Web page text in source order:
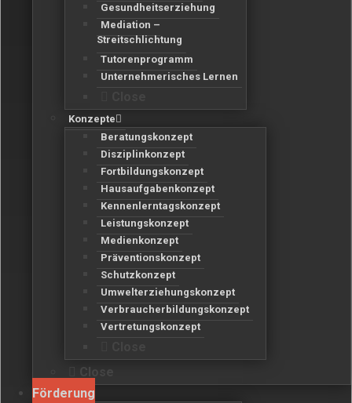
Gesundheitserziehung
Mediation –
Streitschlichtung
Tutorenprogramm
Unternehmerisches Lernen
Konzepte
Beratungskonzept
Disziplinkonzept
Fortbildungskonzept
Hausaufgabenkonzept
Kennenlerntagskonzept
Leistungskonzept
Medienkonzept
Präventionskonzept
Schutzkonzept
Umwelterziehungskonzept
Verbraucherbildungskonzept
Vertretungskonzept
Close
Förderung